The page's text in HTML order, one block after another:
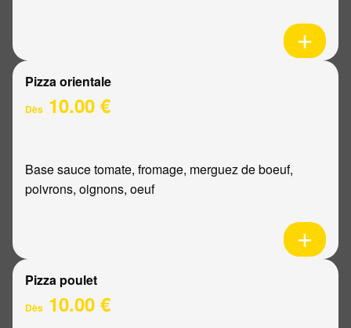
Pizza orientale
Dès 10.00 €
Base sauce tomate, fromage, merguez de boeuf,
poivrons, oignons, oeuf
Pizza poulet
Dès 10.00 €